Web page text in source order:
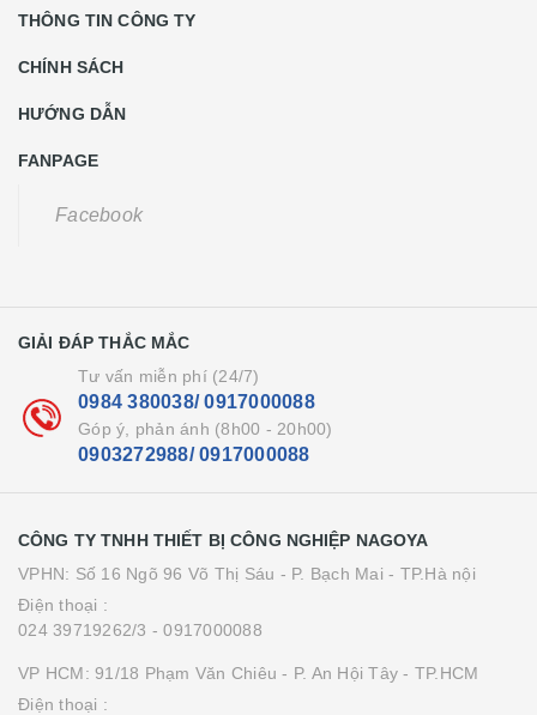
THÔNG TIN CÔNG TY
CHÍNH SÁCH
HƯỚNG DẪN
FANPAGE
Facebook
GIẢI ĐÁP THẮC MẮC
Tư vấn miễn phí (24/7)
0984 380038/ 0917000088
Góp ý, phản ánh (8h00 - 20h00)
0903272988/ 0917000088
CÔNG TY TNHH THIẾT BỊ CÔNG NGHIỆP NAGOYA
VPHN: Số 16 Ngõ 96 Võ Thị Sáu - P. Bạch Mai - TP.Hà nội
Điện thoại :
024 39719262/3 - 0917000088
VP HCM: 91/18 Phạm Văn Chiêu - P. An Hội Tây - TP.HCM
Điện thoại :